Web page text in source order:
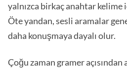
yalnızca birkaç anahtar
Öte yandan, sesli aramalar
daha konuşmaya dayalı olur.
Çoğu zaman gramer